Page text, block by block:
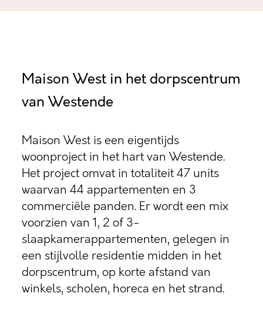
Maison West in het dorpscentrum
van Westende
Maison West is een eigentijds
woonproject in het hart van Westende.
Het project omvat in totaliteit 47 units
waarvan 44 appartementen en 3
commerciële panden. Er wordt een mix
voorzien van 1, 2 of 3-
slaapkamerappartementen, gelegen in
een stijlvolle residentie midden in het
dorpscentrum, op korte afstand van
winkels, scholen, horeca en het strand.